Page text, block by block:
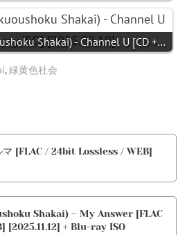
Shakai) - Channel U [CD +…
,緑黄色社会
マ [FLAC / 24bit Lossless / WEB]
Shakai) – My Answer [FLAC
[2025.11.12] + Blu-ray ISO